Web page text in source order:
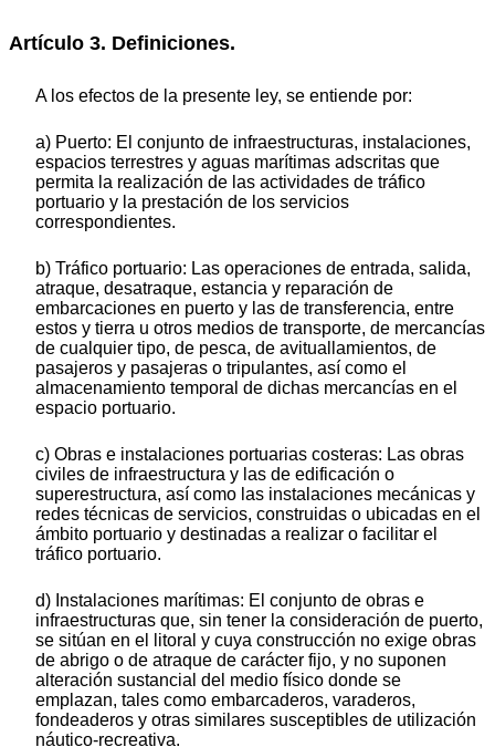
Artículo 3. Definiciones.
A los efectos de la presente ley, se entiende por:
a) Puerto: El conjunto de infraestructuras, instalaciones,
espacios terrestres y aguas marítimas adscritas que
permita la realización de las actividades de tráfico
portuario y la prestación de los servicios
correspondientes.
b) Tráfico portuario: Las operaciones de entrada, salida,
atraque, desatraque, estancia y reparación de
embarcaciones en puerto y las de transferencia, entre
estos y tierra u otros medios de transporte, de mercancías
de cualquier tipo, de pesca, de avituallamientos, de
pasajeros y pasajeras o tripulantes, así como el
almacenamiento temporal de dichas mercancías en el
espacio portuario.
c) Obras e instalaciones portuarias costeras: Las obras
civiles de infraestructura y las de edificación o
superestructura, así como las instalaciones mecánicas y
redes técnicas de servicios, construidas o ubicadas en el
ámbito portuario y destinadas a realizar o facilitar el
tráfico portuario.
d) Instalaciones marítimas: El conjunto de obras e
infraestructuras que, sin tener la consideración de puerto,
se sitúan en el litoral y cuya construcción no exige obras
de abrigo o de atraque de carácter fijo, y no suponen
alteración sustancial del medio físico donde se
emplazan, tales como embarcaderos, varaderos,
fondeaderos y otras similares susceptibles de utilización
náutico-recreativa.